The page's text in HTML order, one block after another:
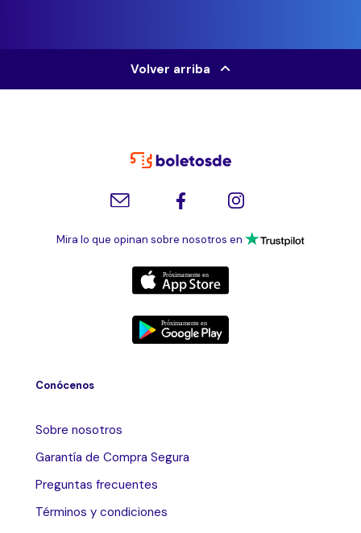
Volver arriba
Mira lo que opinan sobre nosotros en
Conócenos
Sobre nosotros
Garantía de Compra Segura
Preguntas frecuentes
Términos y condiciones